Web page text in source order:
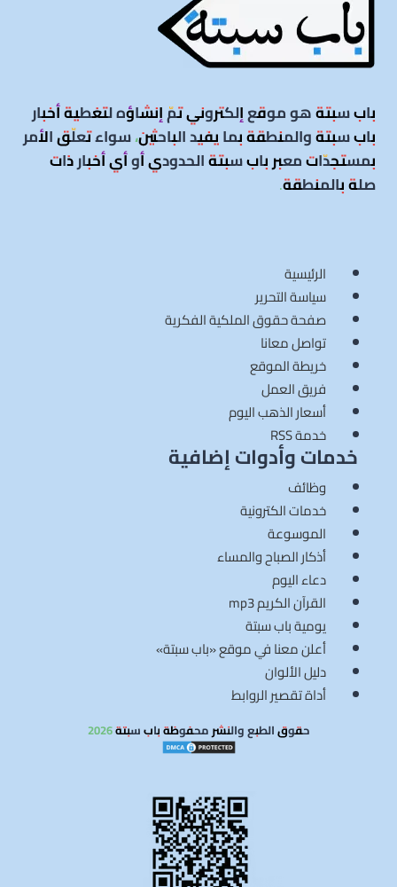
باب سبتة هو موقع إلكتروني تمّ إنشاؤه لتغطية أخبار
باب سبتة والمنطقة بما يفيد الباحثين، سواء تعلّق الأمر
بمستجدّات معبر باب سبتة الحدودي أو أي أخبار ذات
صلة بالمنطقة.
الرئيسية
سياسة التحرير
صفحة حقوق الملكية الفكرية
تواصل معانا
خريطة الموقع
فريق العمل
أسعار الذهب اليوم
خدمة RSS
خدمات وأدوات إضافية
وظائف
خدمات الكترونية
الموسوعة
أذكار الصباح والمساء
دعاء اليوم
القرآن الكريم mp3
يومية باب سبتة
أعلن معنا في موقع «باب سبتة»
دليل الألوان
أداة تقصير الروابط
حقوق الطبع والنشر محفوظة باب سبتة 2026